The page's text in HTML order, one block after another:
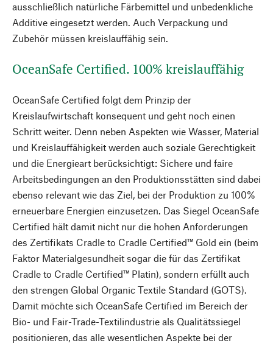
ausschließlich natürliche Färbemittel und unbedenkliche
Additive eingesetzt werden. Auch Verpackung und
Zubehör müssen kreislauffähig sein.
OceanSafe Certified. 100% kreislauffähig
OceanSafe Certified folgt dem Prinzip der
Kreislaufwirtschaft konsequent und geht noch einen
Schritt weiter. Denn neben Aspekten wie Wasser, Material
und Kreislauffähigkeit werden auch soziale Gerechtigkeit
und die Energieart berücksichtigt: Sichere und faire
Arbeitsbedingungen an den Produktionsstätten sind dabei
ebenso relevant wie das Ziel, bei der Produktion zu 100%
erneuerbare Energien einzusetzen. Das Siegel OceanSafe
Certified hält damit nicht nur die hohen Anforderungen
des Zertifikats Cradle to Cradle Certified™ Gold ein (beim
Faktor Materialgesundheit sogar die für das Zertifikat
Cradle to Cradle Certified™ Platin), sondern erfüllt auch
den strengen Global Organic Textile Standard (GOTS).
Damit möchte sich OceanSafe Certified im Bereich der
Bio- und Fair-Trade-Textilindustrie als Qualitätssiegel
positionieren, das alle wesentlichen Aspekte bei der